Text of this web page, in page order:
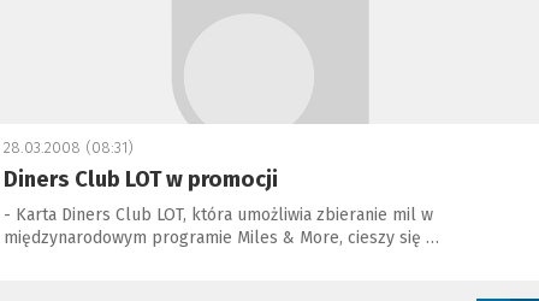
28.03.2008 (08:31)
Diners Club LOT w promocji
- Karta Diners Club LOT, która umożliwia zbieranie mil w
międzynarodowym programie Miles & More, cieszy się …